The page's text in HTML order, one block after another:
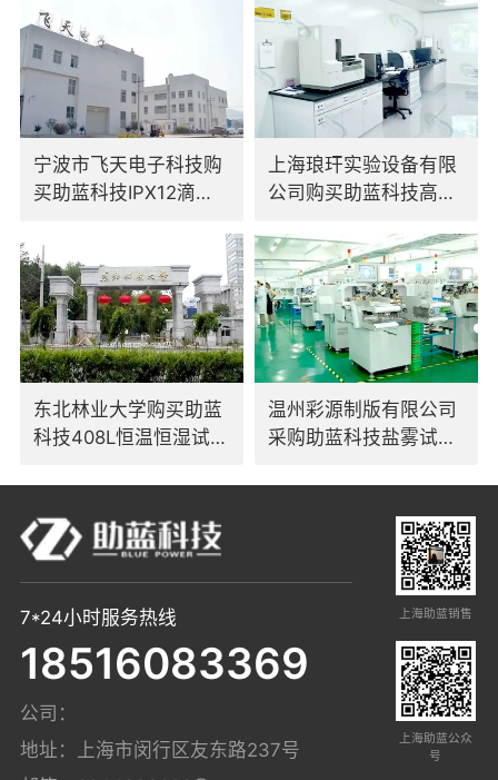
宁波市飞天电子科技购
买助蓝科技IPX12滴水
上海琅玕实验设备有限
公司购买助蓝科技高低
东北林业大学购买助蓝
科技408L恒温恒湿试验
温州彩源制版有限公司
采购助蓝科技盐雾试验
7*24小时服务热线
18516083369
公司：
地址：上海市闵行区友东路237号
上海助蓝销售
上海助蓝公众
号